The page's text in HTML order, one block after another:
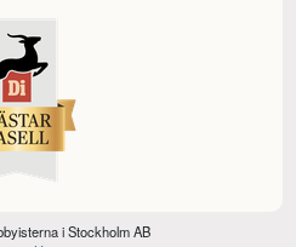
i Stockholm AB